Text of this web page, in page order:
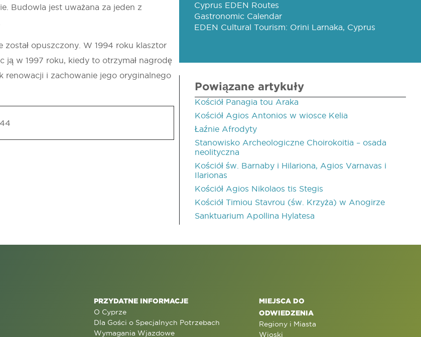
Budowla jest uważana za jeden z
został opuszczony. W 1994 roku klasztor
ją w 1997 roku, kiedy to otrzymał nagrodę
renowacji i zachowanie jego oryginalnego
Cyprus EDEN Routes
Gastronomic Calendar
EDEN Cultural Tourism: Orini Larnaka, Cyprus
Powiązane artykuły
Kościół Panagia tou Araka
Kościół Agios Antonios w wiosce Kelia
Łaźnie Afrodyty
Stanowisko Archeologiczne Choirokoitia – osada
neolityczna
Kościół św. Barnaby i Hilariona, Agios Varnavas i
Ilarionas
Kościół Agios Nikolaos tis Stegis
Kościół Timiou Stavrou (św. Krzyża) w Anogirze
Sanktuarium Apollina Hylatesa
PRZYDATNE INFORMACJE
O Cyprze
Dla Gości o Specjalnych Potrzebach
Wymagania Wjazdowe
MIEJSCA DO
ODWIEDZENIA
Regiony i Miasta
Wioski